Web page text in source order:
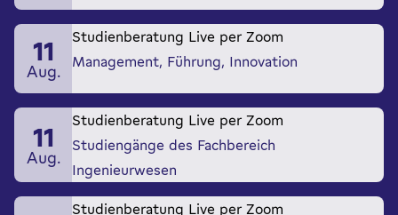
11
Aug.
Studienberatung Live per Zoom
Management, Führung, Innovation
11
Aug.
Studienberatung Live per Zoom
Studiengänge des Fachbereich
Ingenieurwesen
Studienberatung Live per Zoom